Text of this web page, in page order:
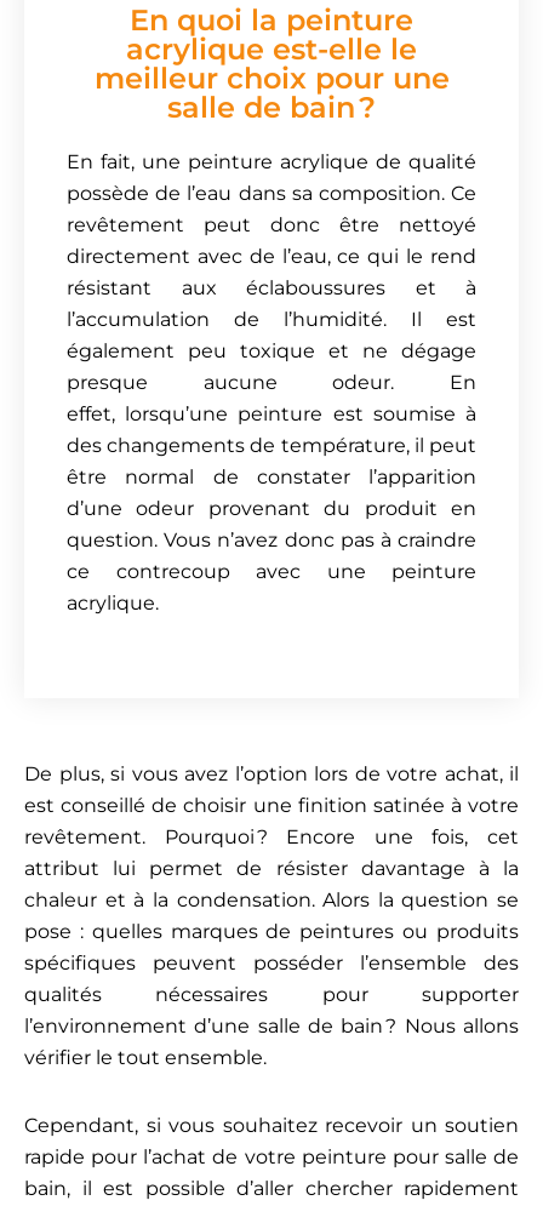
En quoi la peinture
acrylique est-elle le
meilleur choix pour une
salle de bain ?
En fait, une peinture acrylique de qualité
possède de l’eau dans sa composition. Ce
revêtement peut donc être nettoyé
directement avec de l’eau, ce qui le rend
résistant aux éclaboussures et à
l’accumulation de l’humidité. Il est
également peu toxique et ne dégage
presque aucune odeur. En
effet, lorsqu’une peinture est soumise à
des changements de température, il peut
être normal de constater l’apparition
d’une odeur provenant du produit en
question. Vous n’avez donc pas à craindre
ce contrecoup avec une peinture
acrylique.
De plus, si vous avez l’option lors de votre achat, il
est conseillé de choisir une finition satinée à votre
revêtement. Pourquoi ? Encore une fois, cet
attribut lui permet de résister davantage à la
chaleur et à la condensation. Alors la question se
pose : quelles marques de peintures ou produits
spécifiques peuvent posséder l’ensemble des
qualités nécessaires pour supporter
l’environnement d’une salle de bain ? Nous allons
vérifier le tout ensemble.
Cependant, si vous souhaitez recevoir un soutien
rapide pour l’achat de votre peinture pour salle de
bain, il est possible d’aller chercher rapidement